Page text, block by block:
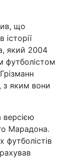
що
який 2004
футболістом
з яким вони
версією
Марадона.